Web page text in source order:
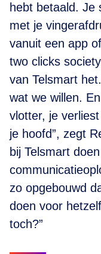
hebt betaald. Je
met je
vanuit een app
two clicks
van Telsmart
wat we willen.
vlotter, je
je hoofd”, zegt
bij Telsmart
zo opgebouwd
doen voor
toch?”